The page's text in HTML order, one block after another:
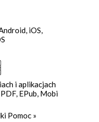
iOS,
i aplikacjach
EPub, Mobi
Pomoc »